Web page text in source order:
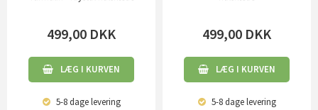
499,00 DKK
LÆG I KURVEN
5-8 dagelevering
499,00 DKK
LÆG I KURVEN
5-8 dagelevering